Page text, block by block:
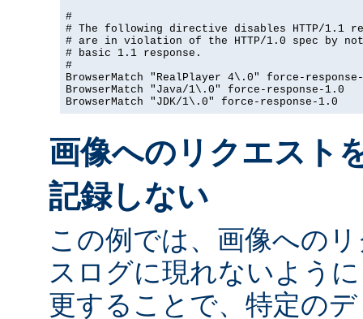
#
# The following directive disables HTTP/1.1
# are in violation of the HTTP/1.0 spec by
# basic 1.1 response.
#
BrowserMatch "RealPlayer 4\.0" force-
BrowserMatch "Java/1\.0" force-response-1.0
BrowserMatch "JDK/1\.0" force-response-1.0
画像へのリクエスト
記録しない
この例では、画像への
スログに現れないよう
更することで、特定の